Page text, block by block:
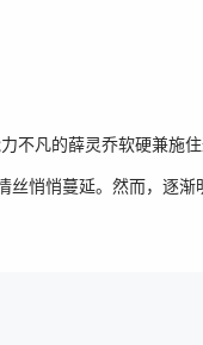
不凡的薛灵乔软硬兼施
悄悄蔓延。然而，逐